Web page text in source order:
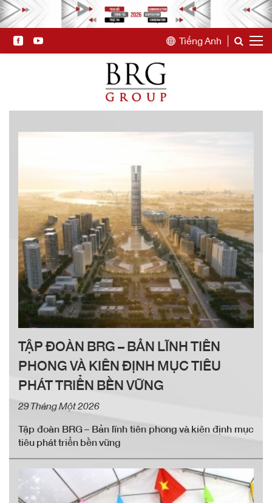
Tiếng Anh
TẬP ĐOÀN BRG – BẢN LĨNH TIÊN
PHONG VÀ KIÊN ĐỊNH MỤC TIÊU
PHÁT TRIỂN BỀN VỮNG
29 Tháng Một 2026
Tập đoàn BRG – Bản lĩnh tiên phong và kiên định mục
tiêu phát triển bền vững